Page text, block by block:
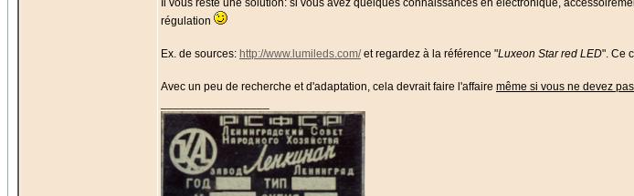
Il vous reste une solution: si vous avez quelques connaissances en électronique,
régulation
Ex. de sources: http://www.lumileds.com/et regardez à la référence "Luxeon Star red LED". Ce
Avec un peu de recherche et d'adaptation, cela devrait faire l'affaire même si vous ne devez